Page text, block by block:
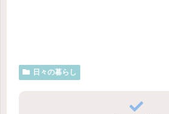
日々の暮らし